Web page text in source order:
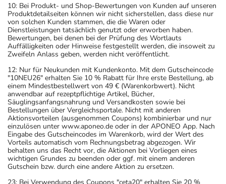
10: Bei Produkt- und Shop-Bewertungen von Kunden auf unseren
Produktdetailseiten können wir nicht sicherstellen, dass diese nur
von solchen Kunden stammen, die die Waren oder
Dienstleistungen tatsächlich genutzt oder erworben haben.
Bewertungen, bei denen bei der Prüfung des Wortlauts
Auffälligkeiten oder Hinweise festgestellt werden, die insoweit zu
Zweifeln Anlass geben, werden nicht veröffentlicht.
12: Nur für Neukunden mit Kundenkonto. Mit dem Gutscheincode
"10NEU26" erhalten Sie 10 % Rabatt für Ihre erste Bestellung, ab
einem Mindestbestellwert von 49 € (Warenkorbwert). Nicht
anwendbar auf rezeptpflichtige Artikel, Bücher,
Säuglingsanfangsnahrung und Versandkosten sowie bei
Bestellungen über Vergleichsportale. Nicht mit anderen
Aktionsvorteilen (ausgenommen Coupons) kombinierbar und nur
einzulösen unter www.aponeo.de oder in der APONEO App. Nach
Eingabe des Gutscheincodes im Warenkorb, wird der Wert des
Vorteils automatisch vom Rechnungsbetrag abgezogen. Wir
behalten uns das Recht vor, die Aktionen bei Vorliegen eines
wichtigen Grundes zu beenden oder ggf. mit einem anderen
Gutschein bzw. durch eine andere Aktion zu ersetzen.